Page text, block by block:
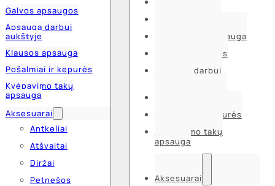
Galvos apsaugos
Apsauga darbui
aukštyje
Klausos apsauga
Pošalmiai ir kepurės
Kvėpavimo takų
apsauga
Aksesuarai
Antkeliai
Atšvaitai
Diržai
Petnešos
Akių ir veido apsauga
Galvos apsaugos
Apsauga darbui
Pošalmiai ir kepurės
Kvėpavimo takų
apsauga
Aksesuarai